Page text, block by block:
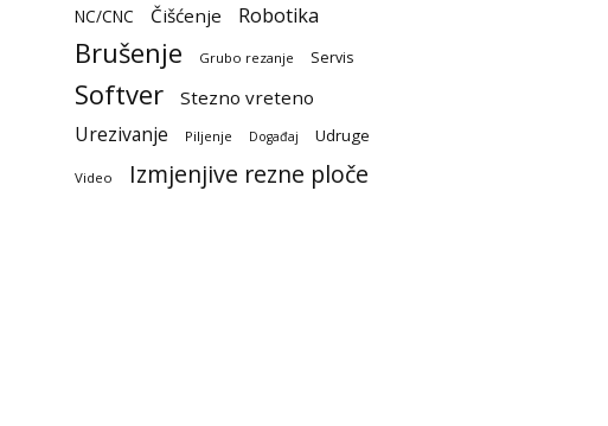
NC/CNC Čišćenje Robotika
Brušenje Grubo rezanje Servis
Softver Stezno vreteno
Urezivanje Piljenje Događaj Udruge
Video Izmjenjive rezne ploče